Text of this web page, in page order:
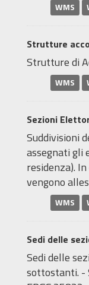
WMS
Strutture
Strutture di
WMS
Sezioni
Suddivisioni
assegnati gli
residenza).
vengono
WMS
Sedi delle
Sedi delle
sottostanti. -